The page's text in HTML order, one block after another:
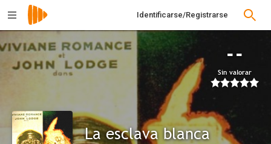
Identificarse/Registrarse
--
Sin valorar
La esclava blanca